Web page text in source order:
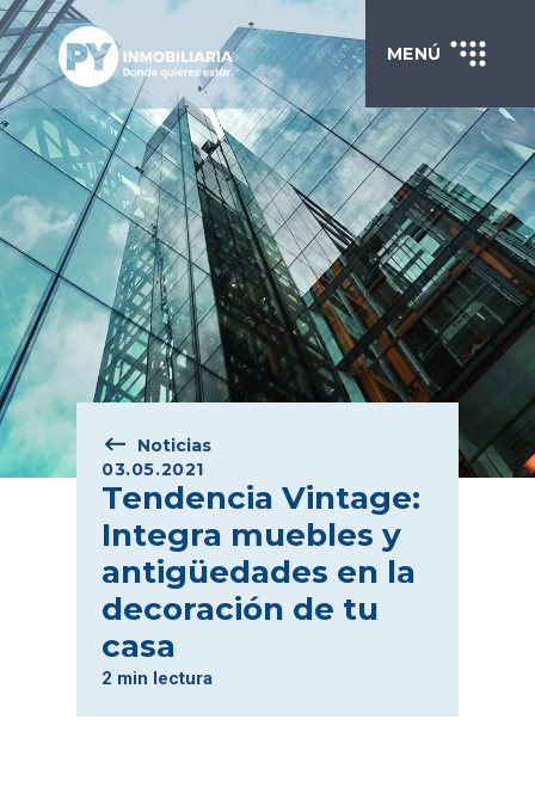
MENÚ
Noticias
03.05.2021
Tendencia Vintage:
Integra muebles y
antigüedades en la
decoración de tu
casa
2 min lectura